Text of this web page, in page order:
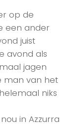
op de
een ander
juist
avond als
jagen
man van het
niks
in Azzurra